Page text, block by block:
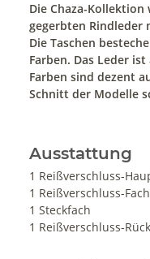
Die Chaza-
gegerbten Rindleder
Die Taschen
Farben. Das Leder
Farben sind dezent
Schnitt der Modelle
Ausstattung
1 Reißverschluss-
1 Reißverschluss-
1 Steckfach
1 Reißverschluss-